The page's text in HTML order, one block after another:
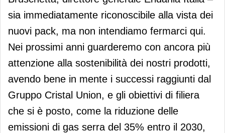
sia immediatamente riconoscibile alla vista dei
nuovi pack, ma non intendiamo fermarci qui.
Nei prossimi anni guarderemo con ancora più
attenzione alla sostenibilità dei nostri prodotti,
avendo bene in mente i successi raggiunti dal
Gruppo Cristal Union, e gli obiettivi di filiera
che si è posto, come la riduzione delle
emissioni di gas serra del 35% entro il 2030,